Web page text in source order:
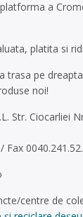
a
platita si
trasa pe
noi!
Str. Ciocarliei
Fax
centre de